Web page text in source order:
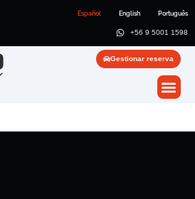
Español English Português
+56 9 5001 1598
Gestionar reserva